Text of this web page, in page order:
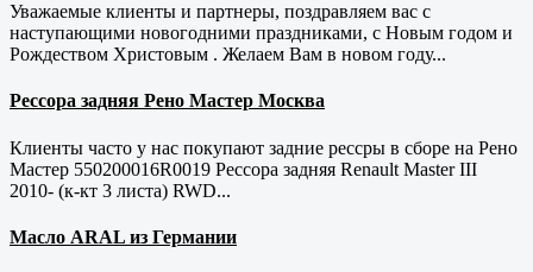
Уважаемые клиенты и партнеры, поздравляем вас с
наступающими новогодними праздниками, с Новым годом и
Рождеством Христовым . Желаем Вам в новом году...
Рессора задняя Рено Мастер Москва
Клиенты часто у нас покупают задние рессры в сборе на Рено
Мастер 550200016R0019 Рессора задняя Renault Master III
2010- (к-кт 3 листа) RWD...
Масло ARAL из Германии